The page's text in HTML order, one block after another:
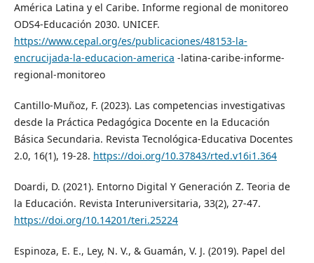
América Latina y el Caribe. Informe regional de monitoreo
ODS4-Educación 2030. UNICEF.
https://www.cepal.org/es/publicaciones/48153-la-
encrucijada-la-educacion-america -latina-caribe-informe-
regional-monitoreo
Cantillo-Muñoz, F. (2023). Las competencias investigativas
desde la Práctica Pedagógica Docente en la Educación
Básica Secundaria. Revista Tecnológica-Educativa Docentes
2.0, 16(1), 19-28. https://doi.org/10.37843/rted.v16i1.364
Doardi, D. (2021). Entorno Digital Y Generación Z. Teoria de
la Educación. Revista Interuniversitaria, 33(2), 27-47.
https://doi.org/10.14201/teri.25224
Espinoza, E. E., Ley, N. V., & Guamán, V. J. (2019). Papel del